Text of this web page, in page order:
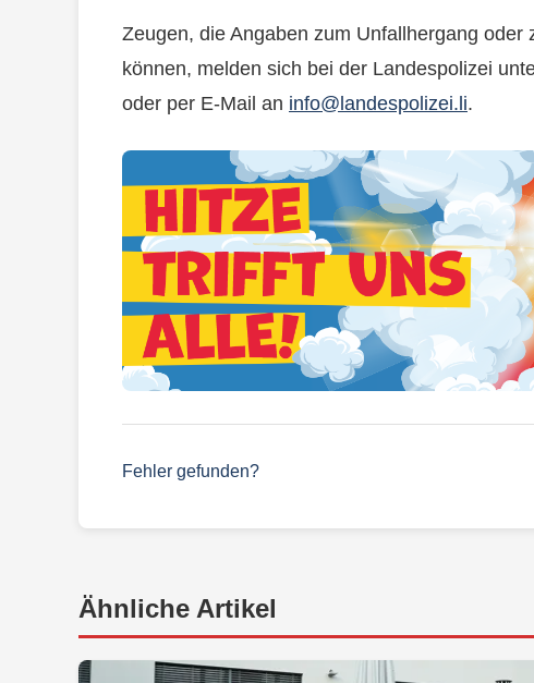
Zeugen, die Angaben zum Unfallhergang oder
können, melden sich bei der Landespolizei
oder per E-Mail an info@landespolizei.li.
Fehler gefunden?
Ähnliche Artikel